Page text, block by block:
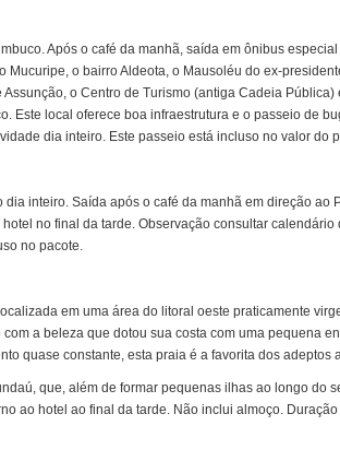
Após o café da manhã, saída em ônibus
o bairro Aldeota, o Mausoléu do ex-
o Centro de Turismo (antiga Cadeia
Este local oferece boa infraestrutura e o passeio de
dia inteiro. Este passeio está incluso no valor do
inteiro. Saída após o café da manhã em direção ao
no final da tarde. Observação consultar calendário
no pacote.
em uma área do litoral oeste praticamente
a beleza que dotou sua costa com uma pequena
quase constante, esta praia é a favorita dos adeptos
que, além de formar pequenas ilhas ao longo do
ao hotel ao final da tarde. Não inclui almoço.